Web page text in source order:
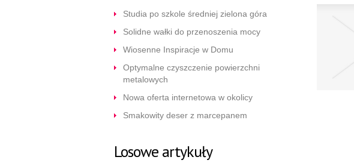
Studia po szkole średniej zielona góra
Solidne wałki do przenoszenia mocy
Wiosenne Inspiracje w Domu
Optymalne czyszczenie powierzchni
metalowych
Nowa oferta internetowa w okolicy
Smakowity deser z marcepanem
Losowe artykuły